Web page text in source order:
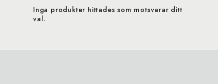
Inga produkter hittades som motsvarar ditt
val.